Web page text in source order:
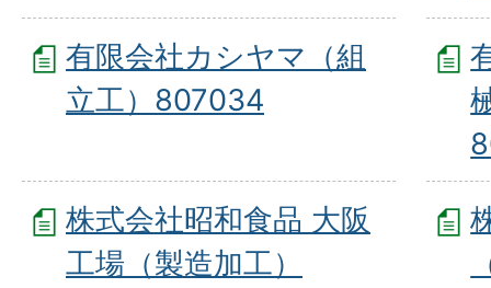
有限会社カシヤマ（組
立工）807034
株式会社昭和食品 大阪
工場（製造加工）